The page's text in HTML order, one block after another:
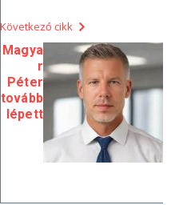
Következő cikk
Magya
r
Péter
tovább
lépett